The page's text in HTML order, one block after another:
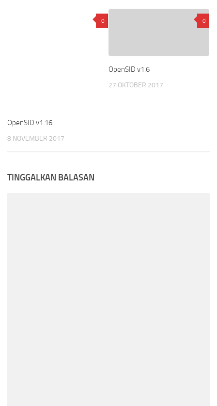
0
OpenSID v1.16
8 NOVEMBER 2017
0
OpenSID v1.6
27 OKTOBER 2017
TINGGALKAN BALASAN